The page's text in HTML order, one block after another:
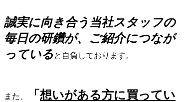
誠実に向き合う当社スタッフの
毎日の研鑽が、
ご紹介につなが
っている と自負しております。
また、 「 想いがある方に買ってい